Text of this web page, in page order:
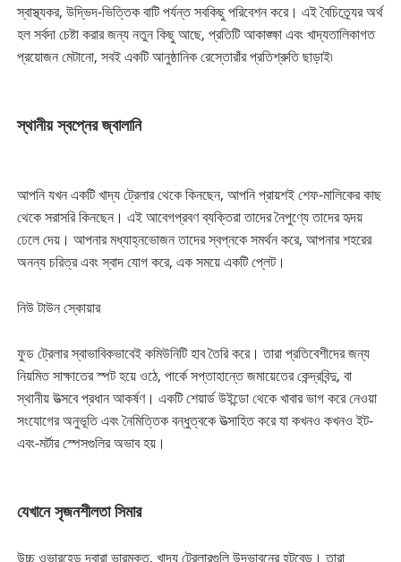
স্বাস্থ্যকর, উদ্ভিদ-ভিত্তিক বাটি পর্যন্ত সবকিছু পরিবেশন করে। এই বৈচিত্র্যের অর্থ
হল সর্বদা চেষ্টা করার জন্য নতুন কিছু আছে, প্রতিটি আকাঙ্ক্ষা এবং খাদ্যতালিকাগত
প্রয়োজন মেটানো, সবই একটি আনুষ্ঠানিক রেস্তোরাঁর প্রতিশ্রুতি ছাড়াই৷
স্থানীয় স্বপ্নের জ্বালানি
আপনি যখন একটি খাদ্য ট্রেলার থেকে কিনছেন, আপনি প্রায়শই শেফ-মালিকের কাছ
থেকে সরাসরি কিনছেন। এই আবেগপ্রবণ ব্যক্তিরা তাদের নৈপুণ্যে তাদের হৃদয়
ঢেলে দেয়। আপনার মধ্যাহ্নভোজন তাদের স্বপ্নকে সমর্থন করে, আপনার শহরের
অনন্য চরিত্র এবং স্বাদ যোগ করে, এক সময়ে একটি প্লেট।
নিউ টাউন স্কোয়ার
ফুড ট্রেলার স্বাভাবিকভাবেই কমিউনিটি হাব তৈরি করে। তারা প্রতিবেশীদের জন্য
নিয়মিত সাক্ষাতের স্পট হয়ে ওঠে, পার্কে সপ্তাহান্তে জমায়েতের কেন্দ্রবিন্দু, বা
স্থানীয় উত্সবে প্রধান আকর্ষণ। একটি শেয়ার্ড উইন্ডো থেকে খাবার ভাগ করে নেওয়া
সংযোগের অনুভূতি এবং নৈমিত্তিক বন্ধুত্বকে উত্সাহিত করে যা কখনও কখনও ইট-
এবং-মর্টার স্পেসগুলির অভাব হয়।
যেখানে সৃজনশীলতা সিমার
উচ্চ ওভারহেড দ্বারা ভারমুক্ত, খাদ্য ট্রেলারগুলি উদ্ভাবনের হটবেড। তারা